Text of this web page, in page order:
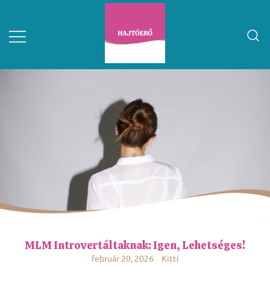
MLM Introvertáltaknak: Igen, Lehetséges!
február 20, 2026 Kitti